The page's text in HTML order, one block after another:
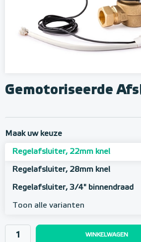
Gemotoriseerde
Maak uw keuze
Regelafsluiter, 22mm knel
Regelafsluiter, 28mm knel
Regelafsluiter, 3/4" binnendraad
Toon alle varianten
WINKELWAGEN